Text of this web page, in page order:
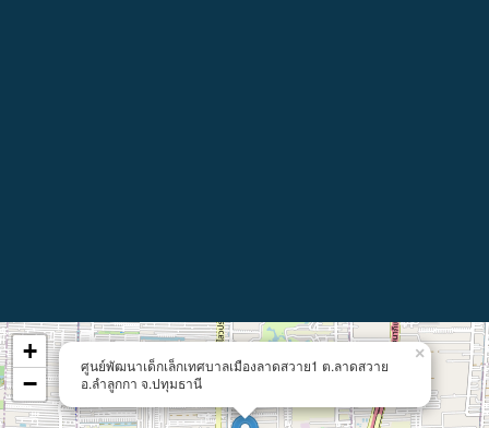
ศูนย์พัฒนาเด็กเล็กเทศบาลเมืองลาดสวาย1 ต.ลาดสวาย
อ.ลำลูกกา จ.ปทุมธานี
×
+
−